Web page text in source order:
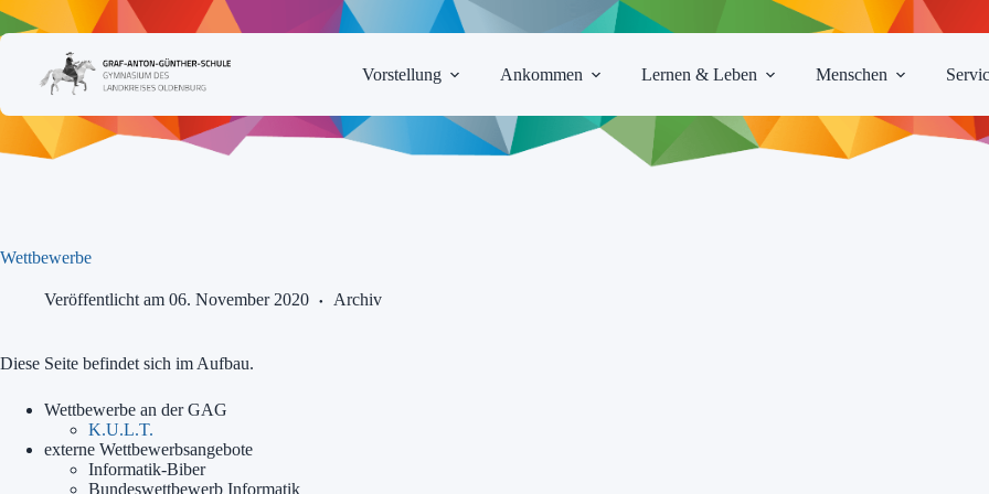
Zum
Inhalt
Vorstellung
Ankommen Lernen & Leben Menschen
Wettbewerbe
Veröffentlicht am 06. November 2020 Archiv
Diese Seite befindet sich im Aufbau.
Wettbewerbe an der GAG
K.U.L.T.
externe Wettbewerbsangebote
Informatik-Biber
Bundeswettbewerb Informatik